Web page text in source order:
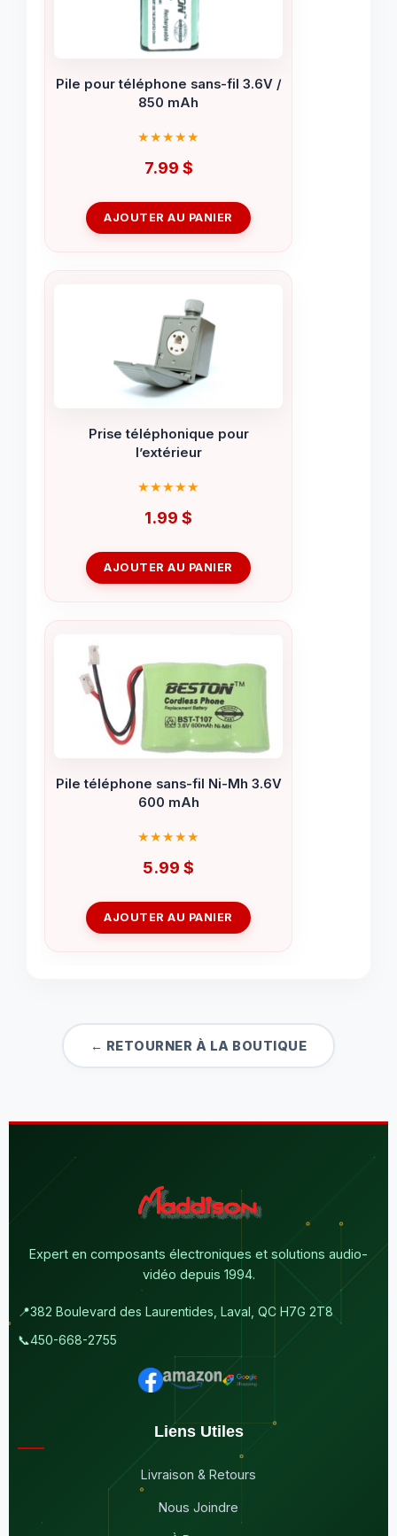
Pile pour téléphone sans-fil 3.6V /
850 mAh
7.99 $
AJOUTER AU PANIER
Prise téléphonique pour
l’extérieur
1.99 $
AJOUTER AU PANIER
Pile téléphone sans-fil Ni-Mh 3.6V
600 mAh
5.99 $
AJOUTER AU PANIER
← RETOURNER À LA BOUTIQUE
Expert en composants électroniques et solutions audio-
vidéo depuis 1994.
📍382 Boulevard des Laurentides, Laval, QC H7G 2T8
📞450-668-2755
Liens Utiles
Livraison & Retours
Nous Joindre